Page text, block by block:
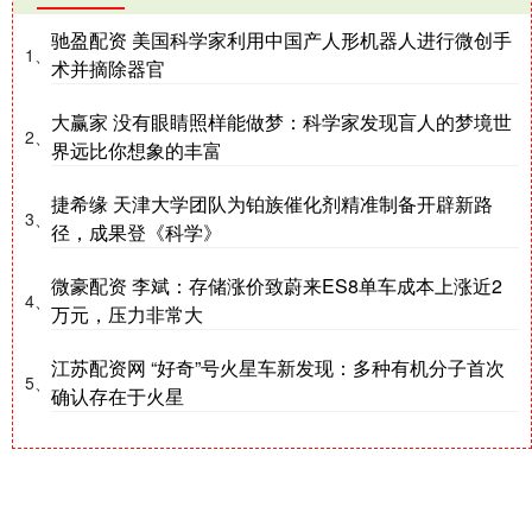
1、
驰盈配资 美国科学家利用中国产人形机器人进行微创手
术并摘除器官
2、
大赢家 没有眼睛照样能做梦：科学家发现盲人的梦境世
界远比你想象的丰富
3、
捷希缘 天津大学团队为铂族催化剂精准制备开辟新路
径，成果登《科学》
4、
微豪配资 李斌：存储涨价致蔚来ES8单车成本上涨近2
万元，压力非常大
5、
江苏配资网 “好奇”号火星车新发现：多种有机分子首次
确认存在于火星